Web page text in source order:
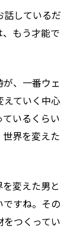
話しているだ
もう才能で
、一番ウェ
えていく中心
いるくらい
界を変えた
変えた男と
ですね。その
つくってい